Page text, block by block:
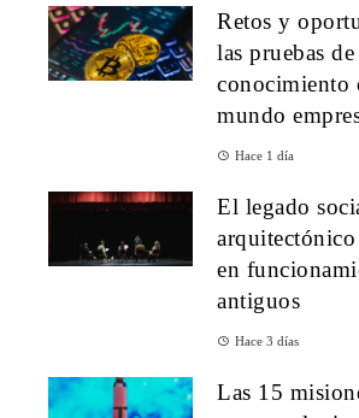
Retos y
las pruebas de
conocimiento
mundo
Hace 1 día
El legado
en
antiguos
Hace 3 días
Las 15